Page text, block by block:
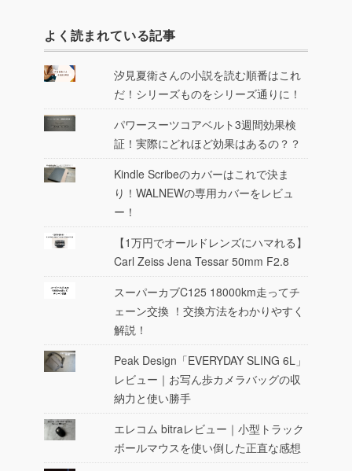
よく読まれている記事
汐見夏衛さんの小説を読む順番はこれ
だ！シリーズものをシリーズ通りに！
パワースーツコアベルト3週間効果検
証！実際にどれほど効果はあるの？？
Kindle Scribeのカバーはこれで決ま
り！WALNEWの専用カバーをレビュ
ー！
【1万円でオールドレンズにハマれる】
Carl Zeiss Jena Tessar 50mm F2.8
スーパーカブC125 18000km走ってチ
ェーン交換 ！交換方法をわかりやすく
解説！
Peak Design「EVERYDAY SLING 6L」
レビュー｜お写ん歩カメラバッグの収
納力と使い勝手
エレコム bitraレビュー｜小型トラック
ボールマウスを使い倒した正直な感想